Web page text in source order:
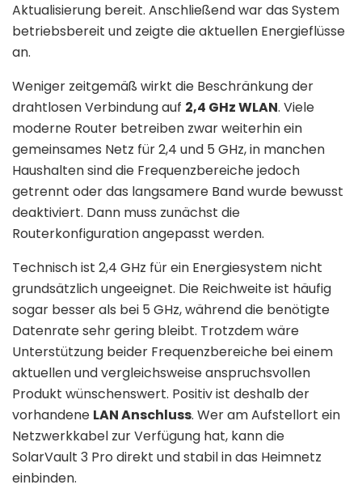
Aktualisierung bereit. Anschließend war das System
betriebsbereit und zeigte die aktuellen Energieflüsse
an.
Weniger zeitgemäß wirkt die Beschränkung der
drahtlosen Verbindung auf 2,4 GHz WLAN. Viele
moderne Router betreiben zwar weiterhin ein
gemeinsames Netz für 2,4 und 5 GHz, in manchen
Haushalten sind die Frequenzbereiche jedoch
getrennt oder das langsamere Band wurde bewusst
deaktiviert. Dann muss zunächst die
Routerkonfiguration angepasst werden.
Technisch ist 2,4 GHz für ein Energiesystem nicht
grundsätzlich ungeeignet. Die Reichweite ist häufig
sogar besser als bei 5 GHz, während die benötigte
Datenrate sehr gering bleibt. Trotzdem wäre
Unterstützung beider Frequenzbereiche bei einem
aktuellen und vergleichsweise anspruchsvollen
Produkt wünschenswert. Positiv ist deshalb der
vorhandene LAN Anschluss. Wer am Aufstellort ein
Netzwerkkabel zur Verfügung hat, kann die
SolarVault 3 Pro direkt und stabil in das Heimnetz
einbinden.